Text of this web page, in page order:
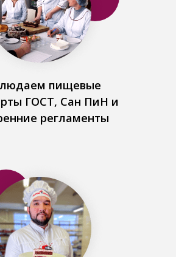
пищевые
ГОСТ, Сан ПиН и
регламенты